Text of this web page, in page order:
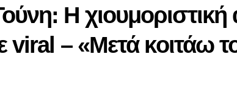
Η
viral – «Μετά κοιτάω